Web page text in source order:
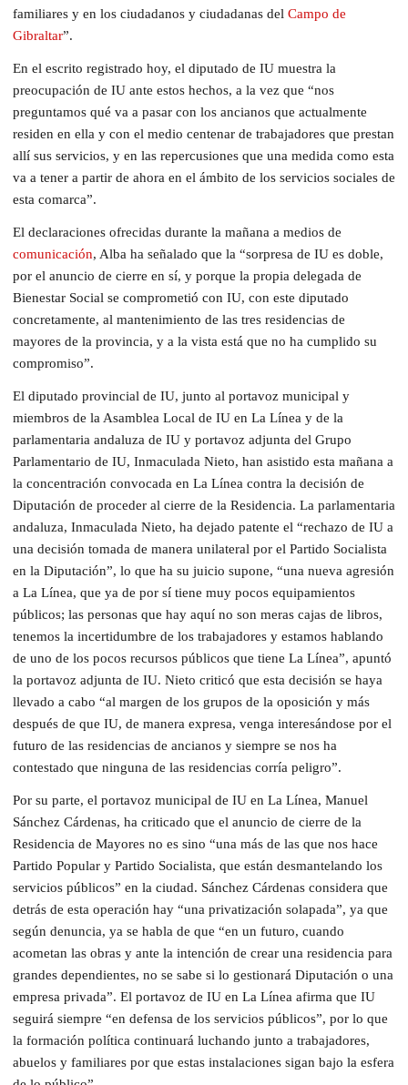
familiares y en los ciudadanos y ciudadanas del Campo de
Gibraltar”.
En el escrito registrado hoy, el diputado de IU muestra la
preocupación de IU ante estos hechos, a la vez que “nos
preguntamos qué va a pasar con los ancianos que actualmente
residen en ella y con el medio centenar de trabajadores que prestan
allí sus servicios, y en las repercusiones que una medida como esta
va a tener a partir de ahora en el ámbito de los servicios sociales de
esta comarca”.
El declaraciones ofrecidas durante la mañana a medios de
comunicación, Alba ha señalado que la “sorpresa de IU es doble,
por el anuncio de cierre en sí, y porque la propia delegada de
Bienestar Social se comprometió con IU, con este diputado
concretamente, al mantenimiento de las tres residencias de
mayores de la provincia, y a la vista está que no ha cumplido su
compromiso”.
El diputado provincial de IU, junto al portavoz municipal y
miembros de la Asamblea Local de IU en La Línea y de la
parlamentaria andaluza de IU y portavoz adjunta del Grupo
Parlamentario de IU, Inmaculada Nieto, han asistido esta mañana a
la concentración convocada en La Línea contra la decisión de
Diputación de proceder al cierre de la Residencia. La parlamentaria
andaluza, Inmaculada Nieto, ha dejado patente el “rechazo de IU a
una decisión tomada de manera unilateral por el Partido Socialista
en la Diputación”, lo que ha su juicio supone, “una nueva agresión
a La Línea, que ya de por sí tiene muy pocos equipamientos
públicos; las personas que hay aquí no son meras cajas de libros,
tenemos la incertidumbre de los trabajadores y estamos hablando
de uno de los pocos recursos públicos que tiene La Línea”, apuntó
la portavoz adjunta de IU. Nieto criticó que esta decisión se haya
llevado a cabo “al margen de los grupos de la oposición y más
después de que IU, de manera expresa, venga interesándose por el
futuro de las residencias de ancianos y siempre se nos ha
contestado que ninguna de las residencias corría peligro”.
Por su parte, el portavoz municipal de IU en La Línea, Manuel
Sánchez Cárdenas, ha criticado que el anuncio de cierre de la
Residencia de Mayores no es sino “una más de las que nos hace
Partido Popular y Partido Socialista, que están desmantelando los
servicios públicos” en la ciudad. Sánchez Cárdenas considera que
detrás de esta operación hay “una privatización solapada”, ya que
según denuncia, ya se habla de que “en un futuro, cuando
acometan las obras y ante la intención de crear una residencia para
grandes dependientes, no se sabe si lo gestionará Diputación o una
empresa privada”. El portavoz de IU en La Línea afirma que IU
seguirá siempre “en defensa de los servicios públicos”, por lo que
la formación política continuará luchando junto a trabajadores,
abuelos y familiares por que estas instalaciones sigan bajo la esfera